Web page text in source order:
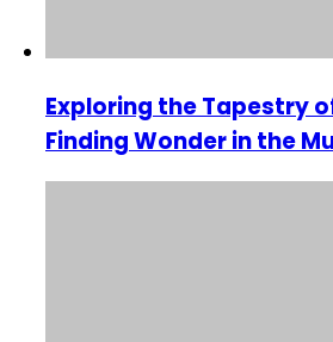
Exploring the Tapestry
Finding Wonder in the